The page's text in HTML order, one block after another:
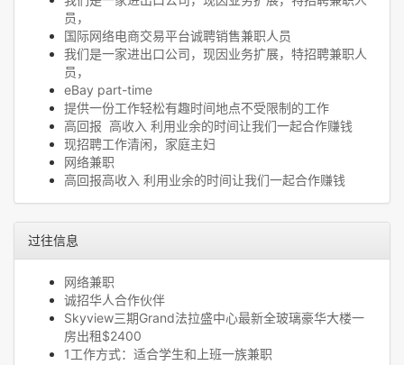
员，
国际网络电商交易平台诚聘销售兼职人员
我们是一家进出口公司，现因业务扩展，特招聘兼职人
员，
eBay part-time
提供一份工作轻松有趣时间地点不受限制的工作
高回报 高收入 利用业余的时间让我们一起合作赚钱
现招聘工作清闲，家庭主妇
网络兼职
高回报高收入 利用业余的时间让我们一起合作赚钱
过往信息
网络兼职
诚招华人合作伙伴
Skyview三期Grand法拉盛中心最新全玻璃豪华大楼一
房出租$2400
1工作方式：适合学生和上班一族兼职